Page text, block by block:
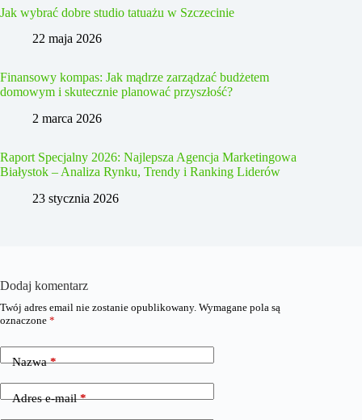
Jak wybrać dobre studio tatuażu w Szczecinie
22 maja 2026
Finansowy kompas: Jak mądrze zarządzać budżetem
domowym i skutecznie planować przyszłość?
2 marca 2026
Raport Specjalny 2026: Najlepsza Agencja Marketingowa
Białystok – Analiza Rynku, Trendy i Ranking Liderów
23 stycznia 2026
Dodaj komentarz
Twój adres email nie zostanie opublikowany. Wymagane pola są
oznaczone *
Nazwa*
Adres e-mail*